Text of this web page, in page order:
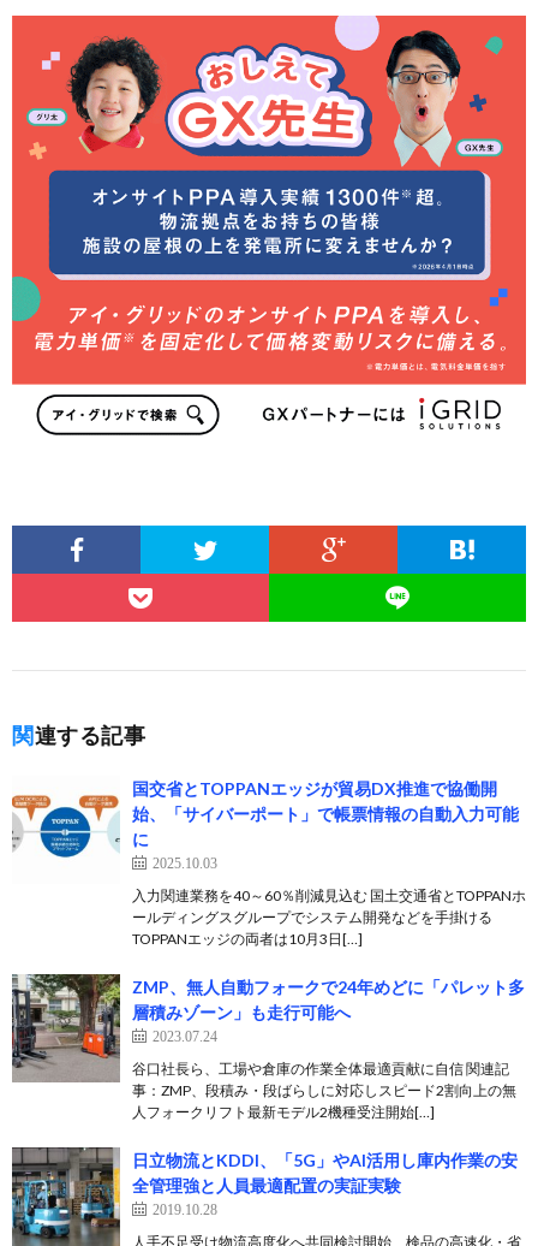
関連する記事
国交省とTOPPANエッジが貿易DX推進で協働開
始、「サイバーポート」で帳票情報の自動入力可能
に
2025.10.03
入力関連業務を40～60％削減見込む 国土交通省とTOPPANホ
ールディングスグループでシステム開発などを手掛ける
TOPPANエッジの両者は10月3日[…]
ZMP、無人自動フォークで24年めどに「パレット多
層積みゾーン」も走行可能へ
2023.07.24
谷口社長ら、工場や倉庫の作業全体最適貢献に自信 関連記
事：ZMP、段積み・段ばらしに対応しスピード2割向上の無
人フォークリフト最新モデル2機種受注開始[…]
日立物流とKDDI、「5G」やAI活用し庫内作業の安
全管理強と人員最適配置の実証実験
2019.10.28
人手不足受け物流高度化へ共同検討開始、検品の高速化・省